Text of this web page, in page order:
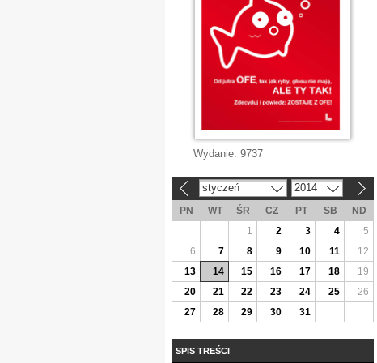
Wydanie: 9737
styczeń 2014
PN WT ŚR CZ PT SB
ND
1
2 3 4
5
6
7 8 9 10 11
12
13
14 15 16 17 18
19
20
21 22 23 24 25
26
27
28 29 30 31
SPIS TREŚCI